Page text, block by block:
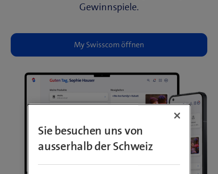
Gewinnspiele.
Sie besuchen uns von
ausserhalb der Schweiz